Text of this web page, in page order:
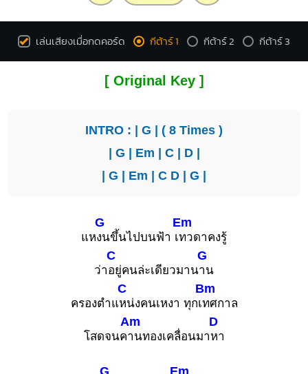
เล่นเสียงเมื่อกดคอร์ด กีต้าร์ 1 กีต้าร์ 2 กีต้าร์ 3
[ Original Key ]
INTRO : | G | ( 8 Times )
| G | Em | C| D|
| G | Em | C D | G |
แห
G
งนขึ้นไปบนฟ้า เ
Em
ทวดาคงรู้
ว่า
C
อยู่คนล่ะเดียวมาน
G
าน
ครองตำแ
C
หน่งคนเหงา ทุกเ
Bm
ทศกาล
โสดจนค
Am
านทองเคลื่อนมา
D
หา
G Em